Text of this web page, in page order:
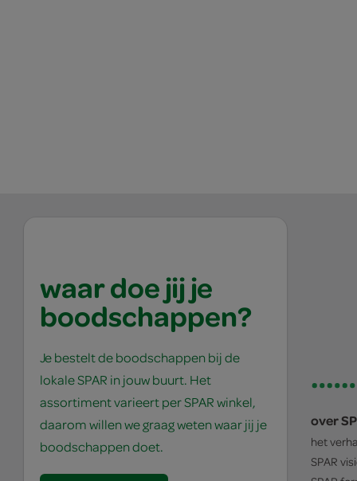
waar doe jij je
boodschappen?
Je bestelt de boodschappen bij de
lokale SPAR in jouw buurt. Het
assortiment varieert per SPAR winkel,
daarom willen we graag weten waar jij je
boodschappen doet.
over
het
SPAR